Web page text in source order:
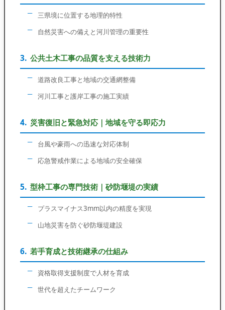
三県境に位置する地理的特性
自然災害への備えと河川管理の重要性
公共土木工事の品質を支える技術力
道路改良工事と地域の交通網整備
河川工事と護岸工事の施工実績
災害復旧と緊急対応｜地域を守る即応力
台風や豪雨への迅速な対応体制
応急警戒作業による地域の安全確保
型枠工事の専門技術｜砂防堰堤の実績
プラスマイナス3mm以内の精度を実現
山地災害を防ぐ砂防堰堤建設
若手育成と技術継承の仕組み
資格取得支援制度で人材を育成
世代を超えたチームワーク